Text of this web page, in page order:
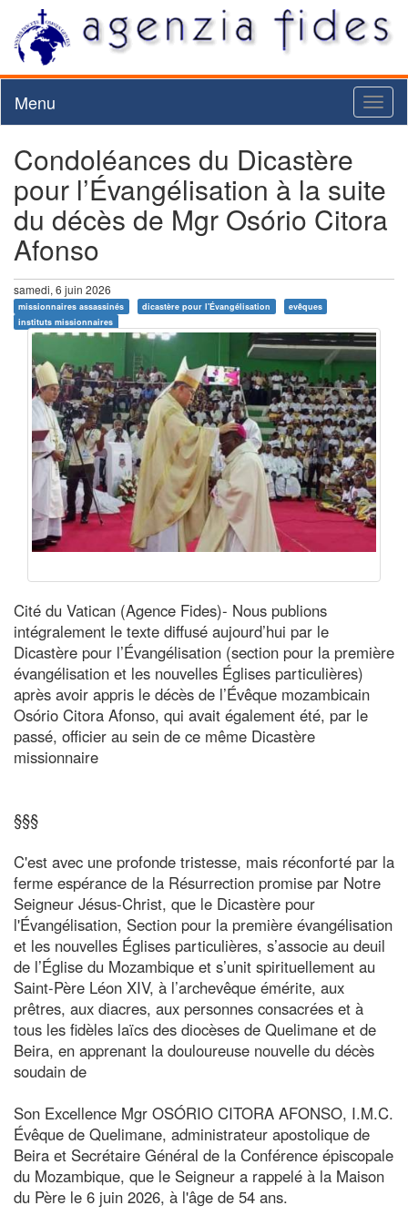
Menu
Condoléances du Dicastère
pour l’Évangélisation à la suite
du décès de Mgr Osório Citora
Afonso
samedi, 6 juin 2026
missionnaires assassinés dicastère pour l'Évangélisation
evêques
instituts missionnaires
Cité du Vatican (Agence Fides)- Nous publions
intégralement le texte diffusé aujourd’hui par le
Dicastère pour l’Évangélisation (section pour la première
évangélisation et les nouvelles Églises particulières)
après avoir appris le décès de l’Évêque mozambicain
Osório Citora Afonso, qui avait également été, par le
passé, officier au sein de ce même Dicastère
missionnaire
§§§
C'est avec une profonde tristesse, mais réconforté par la
ferme espérance de la Résurrection promise par Notre
Seigneur Jésus-Christ, que le Dicastère pour
l'Évangélisation, Section pour la première évangélisation
et les nouvelles Églises particulières, s’associe au deuil
de l’Église du Mozambique et s’unit spirituellement au
Saint-Père Léon XIV, à l’archevêque émérite, aux
prêtres, aux diacres, aux personnes consacrées et à
tous les fidèles laïcs des diocèses de Quelimane et de
Beira, en apprenant la douloureuse nouvelle du décès
soudain de
Son Excellence Mgr OSÓRIO CITORA AFONSO, I.M.C.
Évêque de Quelimane, administrateur apostolique de
Beira et Secrétaire Général de la Conférence épiscopale
du Mozambique, que le Seigneur a rappelé à la Maison
du Père le 6 juin 2026, à l'âge de 54 ans.